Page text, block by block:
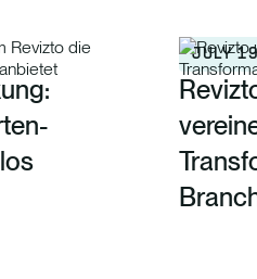
JULY